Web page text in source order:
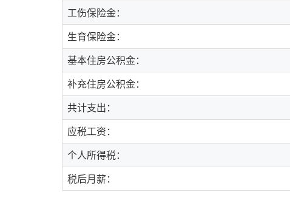
工伤保险金：
生育保险金：
基本住房公积金：
补充住房公积金：
共计支出：
应税工资：
个人所得税：
税后月薪：